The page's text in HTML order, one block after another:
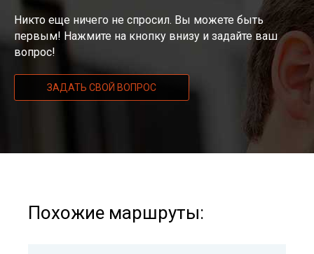
Никто еще ничего не спросил. Вы можете быть
первым! Нажмите на кнопку внизу и задайте ваш
вопрос!
ЗАДАТЬ СВОЙ ВОПРОС
Похожие маршруты: